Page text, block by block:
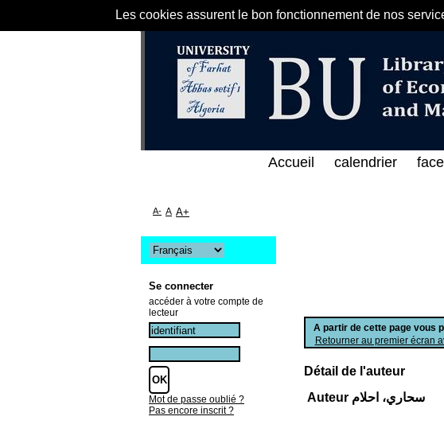
Les cookies assurent le bon fonctionnement de nos
على الخط المباشر لمكتبة كلية العلوم الاقتصادية و
A partir de cette page vous
Retourner au premier écran
Détail de l'auteur
Auteur سحاري، احلام
Accueil calendrier
A- A A+
Se connecter
accéder à votre compte de
lecteur
Mot de passe oublié ?
Pas encore inscrit ?